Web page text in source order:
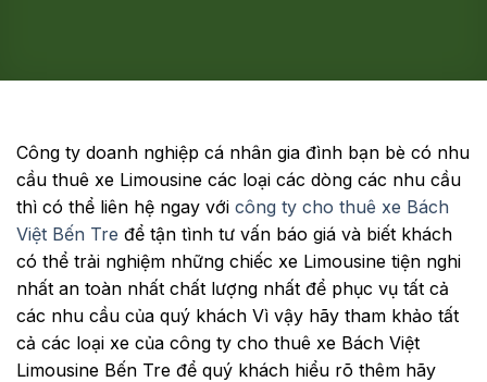
Công ty doanh nghiệp cá nhân gia đình bạn bè có nhu
cầu thuê xe Limousine các loại các dòng các nhu cầu
thì có thể liên hệ ngay với công ty cho thuê xe Bách
Việt Bến Tre để tận tình tư vấn báo giá và biết khách
có thể trải nghiệm những chiếc xe Limousine tiện nghi
nhất an toàn nhất chất lượng nhất để phục vụ tất cả
các nhu cầu của quý khách Vì vậy hãy tham khảo tất
cả các loại xe của công ty cho thuê xe Bách Việt
Limousine Bến Tre để quý khách hiểu rõ thêm hãy